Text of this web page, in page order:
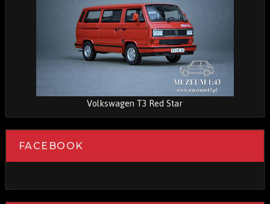
Volkswagen T3 Red Star
FACEBOOK